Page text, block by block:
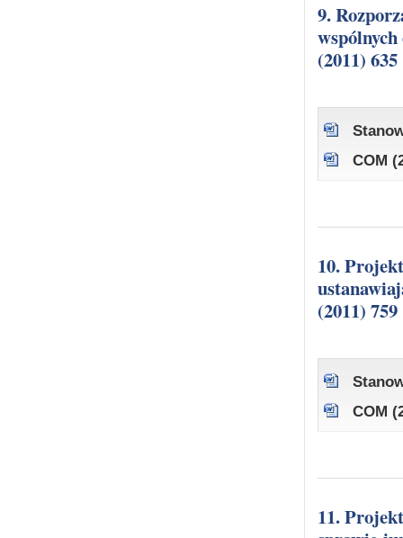
9. Rozporządzenie Parlamentu Europejskiego i Rady w sprawie
(2011) 635
COM
10. Projekt rozporządzenia Parlamentu Europejskiego i Rady
(2011) 759
COM
11. Projekt rozporządzenia Parlamentu Europejskiego i Rady w